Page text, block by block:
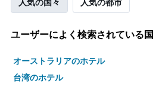
ユーザーによく検索されている国
オーストラリアのホテル
台湾のホテル